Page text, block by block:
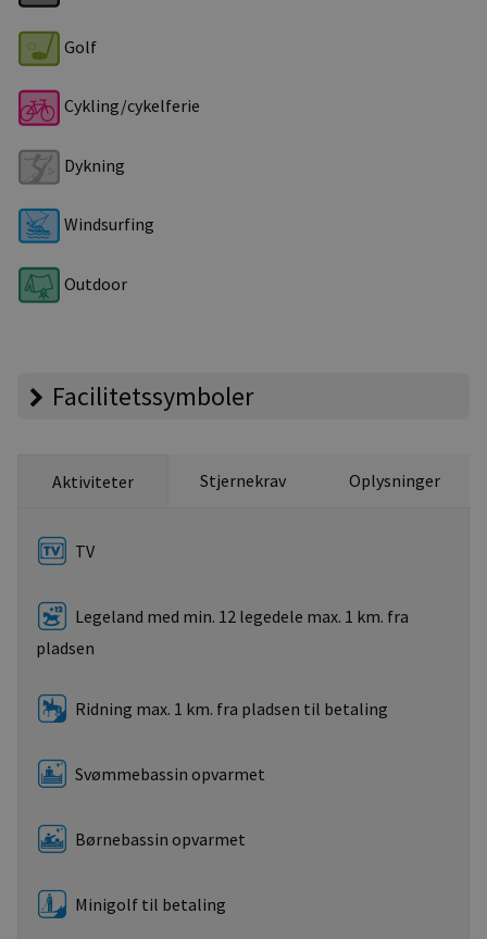
Golf
Cykling/cykelferie
Dykning
Windsurfing
Outdoor
Facilitetssymboler
Aktiviteter Stjernekrav Oplysninger
TV
Legeland med min. 12 legedele max. 1 km. fra
pladsen
Ridning max. 1 km. fra pladsen til betaling
Svømmebassin opvarmet
Børnebassin opvarmet
Minigolf til betaling